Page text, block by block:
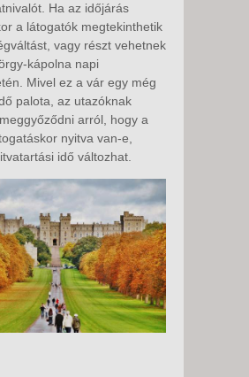
Ha az időjárás
a látogatók megtekinthetik
vagy részt vehetnek
kápolna napi
Mivel ez a vár egy még
palota, az utazóknak
arról, hogy a
nyitva van-e,
idő változhat.